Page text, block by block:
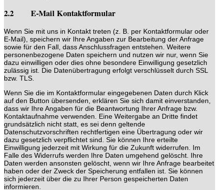
2.2 E-Mail Kontaktformular
Wenn Sie mit uns in Kontakt treten (z. B. per Kontaktformular oder
E-Mail), speichern wir Ihre Angaben zur Bearbeitung der Anfrage
sowie für den Fall, dass Anschlussfragen entstehen. Weitere
personenbezogene Daten speichern und nutzen wir nur, wenn Sie
dazu einwilligen oder dies ohne besondere Einwilligung gesetzlich
zulässig ist. Die Datenübertragung erfolgt verschlüsselt durch SSL
bzw. TLS.
Wenn Sie die im Kontaktformular eingegebenen Daten durch Klick
auf den Button übersenden, erklären Sie sich damit einverstanden,
dass wir Ihre Angaben für die Beantwortung Ihrer Anfrage bzw.
Kontaktaufnahme verwenden. Eine Weitergabe an Dritte findet
grundsätzlich nicht statt, es sei denn geltende
Datenschutzvorschriften rechtfertigen eine Übertragung oder wir
dazu gesetzlich verpflichtet sind. Sie können Ihre erteilte
Einwilligung jederzeit mit Wirkung für die Zukunft widerrufen. Im
Falle des Widerrufs werden Ihre Daten umgehend gelöscht. Ihre
Daten werden ansonsten gelöscht, wenn wir Ihre Anfrage bearbeitet
haben oder der Zweck der Speicherung entfallen ist. Sie können
sich jederzeit über die zu Ihrer Person gespeicherten Daten
informieren.